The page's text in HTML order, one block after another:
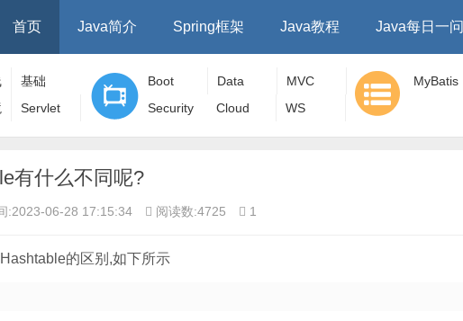
首页 Java简介 Spring框架 Java教程 Java每日一问
基础
Servlet
Boot Data
MVC
Security
Cloud WS
MyBatis
有什么不同呢?
:2023-06-28 17:15:34 阅读数:4725 1
的区别,如下所示